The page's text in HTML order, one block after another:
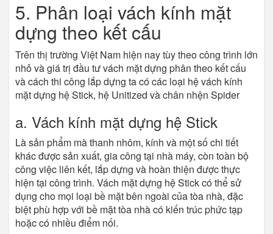
5. Phân loại vách kính mặt
dựng theo kết cấu
Trên thị trường Việt Nam hiện nay tùy theo công trình lớn
nhỏ và giá trị đầu tư vách mặt dựng phân theo kết cấu
và cách thi công lắp dựng ta có các loại hệ vách kính
mặt dựng hệ Stick, hệ Unitized và chân nhện Spider
a. Vách kính mặt dựng hệ Stick
Là sản phẩm mà thanh nhôm, kính và một số chi tiết
khác được sản xuất, gia công tại nhà máy, còn toàn bộ
công việc liên kết, lắp dựng và hoàn thiện được thực
hiện tại công trình. Vách mặt dựng hệ Stick có thể sử
dụng cho mọi loại bề mặt bên ngoài của tòa nhà, đặc
biệt phù hợp với bề mặt tòa nhà có kiến trúc phức tạp
hoặc có nhiều điểm nối.